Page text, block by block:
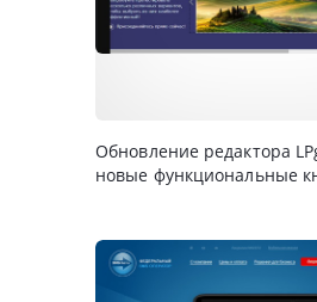
Обновление редактора
новые функциональные